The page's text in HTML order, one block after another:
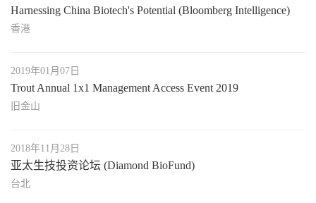
Harnessing China Biotech's Potential (Bloomberg Intelligence)
香港
2019年01月07日
Trout Annual 1x1 Management Access Event 2019
旧金山
2018年11月28日
亚太生技投资论坛 (Diamond BioFund)
台北